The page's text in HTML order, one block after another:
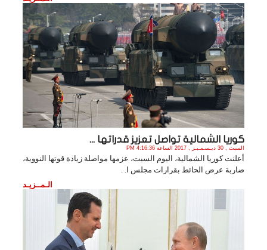
كوريا الشمالية تواصل تعزيز قدراتها ...
السبت , 30 ديـسـمـبـر , 2017 الساعة 4:16:36 PM
أعلنت كوريا الشمالية، اليوم السبت، عزمها مواصلة زيادة قوتها النووية،
ضاربة عرض الحائط بقرارات مجلس ا. .
الـمــزيـد